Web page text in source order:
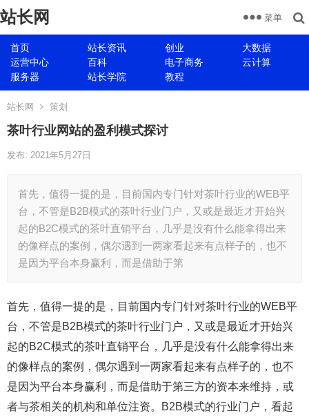
站长网
首页 站长资讯 创业
大数据
运营中心
百科 电子商务
云计算
服务器
站长学院 教程
菜单
站长网 策划
茶叶行业网站的盈利模式探讨
发布: 2021年5月27日
首先，值得一提的是，目前国内专门针对茶叶行业的WEB平
台，不管是B2B模式的茶叶行业门户，又或是最近才开始兴
起的B2C模式的茶叶直销平台，几乎是没有什么能拿得出来
的像样点的案例，偶尔遇到一两家看起来有点样子的，也不
是因为平台本身赢利，而是借助于第
首先，值得一提的是，目前国内专门针对茶叶行业的WEB平
台，不管是B2B模式的茶叶行业门户，又或是最近才开始兴
起的B2C模式的茶叶直销平台，几乎是没有什么能拿得出来
的像样点的案例，偶尔遇到一两家看起来有点样子的，也不
是因为平台本身赢利，而是借助于第三方的资本来维持，或
者与茶相关的机构和单位注资。B2B模式的行业门户，看起